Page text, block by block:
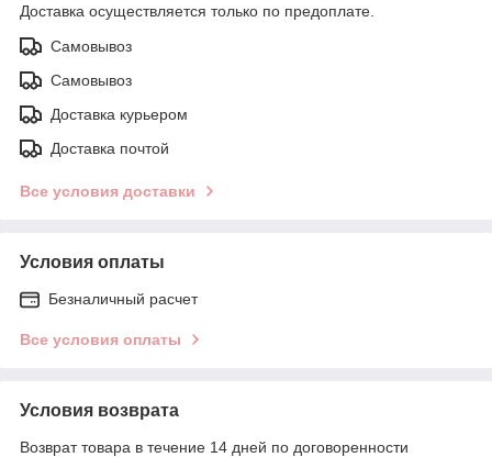
Доставка осуществляется только по предоплате.
Самовывоз
Самовывоз
Доставка курьером
Доставка почтой
Все условия доставки
Условия оплаты
Безналичный расчет
Все условия оплаты
Условия возврата
Возврат товара в течение 14 дней по договоренности